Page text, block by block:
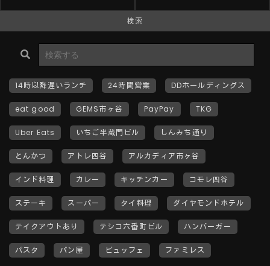
検索
14時以降遅いランチ 24時間営業 DDホールディングス
eat good GEMS市ヶ谷 PayPay TKG
Uber Eats いちご半蔵門ビル しんみち通り
とんかつ アトレ四谷 アルカディア市ヶ谷
インド料理 カレー キッチンカー コモレ四谷
ステーキ スーパー タイ料理 ダイヤモンドホテル
テイクアウトあり テシコ六番町ビル ハンバーガー
パスタ パン屋 ビュッフェ ファミレス